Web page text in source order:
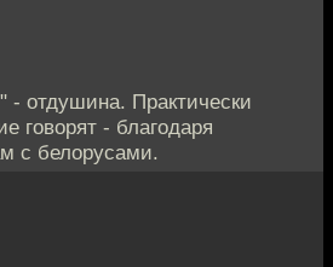
- отдушина. Практически
говорят - благодаря
с белорусами.